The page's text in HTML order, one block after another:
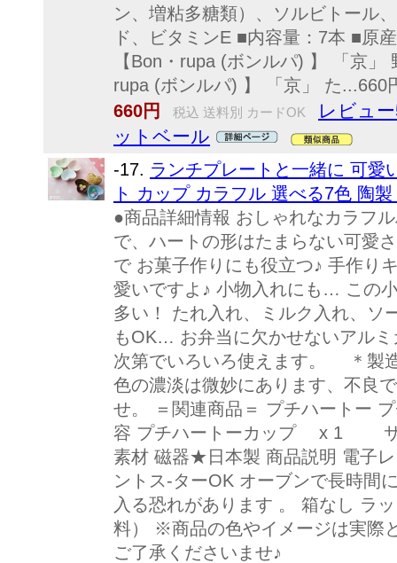
ン、増粘多糖類）、ソルビトール
ド、ビタミンE ■内容量：7本 ■原
【Bon・rupa (ボンルパ) 】 「京
rupa (ボンルパ) 】 「京」 た...660
660円
税込 送料別 カードOK
レビュ
ットベール
-17. ランチプレートと一緒に 可愛
ト カップ カラフル 選べる7色 陶
●商品詳細情報 おしゃれなカラフ
で、ハートの形はたまらない可愛
で お菓子作りにも役立つ♪ 手作り
愛いですよ♪ 小物入れにも… この
多い！ たれ入れ、ミルク入れ、ソ
もOK… お弁当に欠かせないアル
次第でいろいろ使えます。 ＊製
色の濃淡は微妙にあります、不良
せ。 ＝関連商品＝ プチハートー
容 プチハートーカップ x 1 サ
素材 磁器★日本製 商品説明 電子
ントス-ターOK オーブンで長時間
入る恐れがあります 。 箱なし ラ
料） ※商品の色やイメージは実際
ご了承くださいませ♪